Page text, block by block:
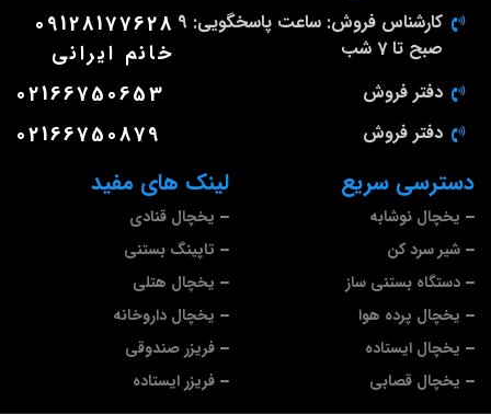
لینک های مفید
یخچال قنادی
تاپینگ بستنی
یخچال هتلی
یخچال داروخانه
فریزر صندوقی
فریزر ایستاده
دسترسی سریع
یخچال نوشابه
شیر سرد کن
دستگاه بستنی ساز
یخچال پرده هوا
یخچال ایستاده
یخچال قصابی
کارشناس فروش: ساعت پاسخگویی: 9
صبح تا 7 شب
09128177628
خانم ایرانی
دفتر فروش 02166750653
دفتر فروش 02166750879